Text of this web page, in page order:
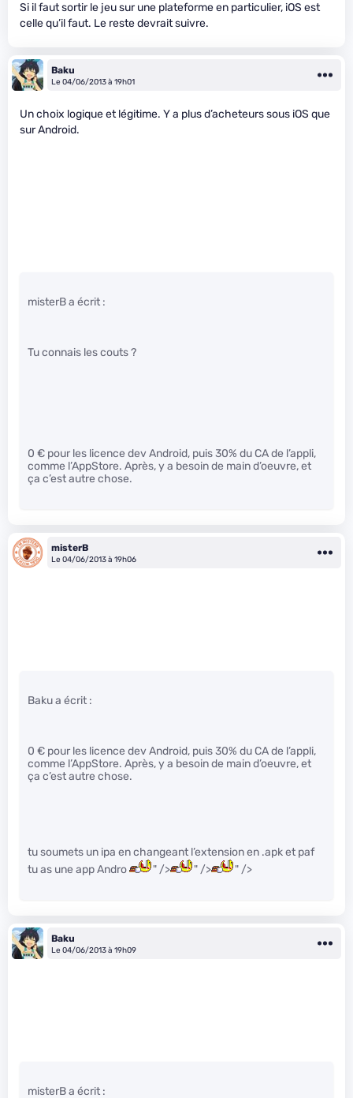
Si il faut sortir le jeu sur une plateforme en particulier, iOS est
celle qu’il faut. Le reste devrait suivre.
Baku
Le 04/06/2013 à 19h01
Un choix logique et légitime. Y a plus d’acheteurs sous iOS que
sur Android.
misterB a écrit :
Tu connais les couts ?
0 € pour les licence dev Android, puis 30% du CA de l’appli,
comme l’AppStore. Après, y a besoin de main d’oeuvre, et
ça c’est autre chose.
misterB
Le 04/06/2013 à 19h06
Baku a écrit :
0 € pour les licence dev Android, puis 30% du CA de l’appli,
comme l’AppStore. Après, y a besoin de main d’oeuvre, et
ça c’est autre chose.
tu soumets un ipa en changeant l’extension en .apk et paf
tu as une app Andro
" /> " /> " />
Baku
Le 04/06/2013 à 19h09
misterB a écrit :